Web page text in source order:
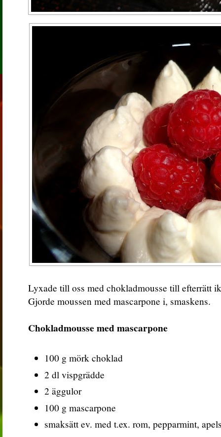
Lyxade till oss med chokladmousse till efterrätt
Gjorde moussen med mascarpone i, smaskens.
Chokladmousse med mascarpone
100 g mörk choklad
2 dl vispgrädde
2 äggulor
100 g mascarpone
smaksätt ev. med t.ex. rom, pepparmint,